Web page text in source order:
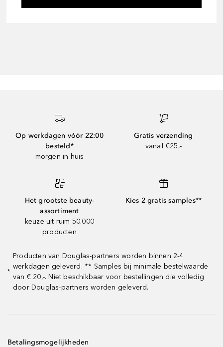
Op werkdagen vóór 22:00
besteld*
morgen in huis
Gratis verzending
vanaf €25,-
Het grootste beauty-
assortiment
keuze uit ruim 50.000
producten
Kies 2 gratis samples**
*
Producten van Douglas-partners worden binnen 2-4
werkdagen geleverd. ** Samples bij minimale bestelwaarde
van € 20,-. Niet beschikbaar voor bestellingen die volledig
door Douglas-partners worden geleverd.
Betalingsmogelijkheden